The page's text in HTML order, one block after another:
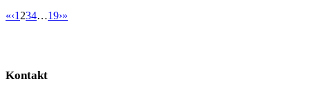
«‹1 234…19›»
Kontakt